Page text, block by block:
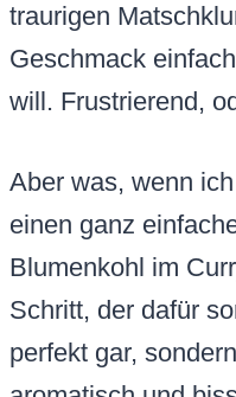
traurigen
Geschmack
will. Frustrierend,
Aber was, wenn
einen ganz
Blumenkohl im
Schritt, der dafür
perfekt gar,